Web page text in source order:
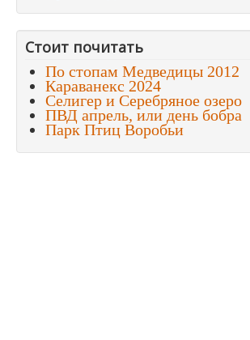
Стоит почитать
По стопам Медведицы 2012
Караванекс 2024
Селигер и Серебряное озеро
ПВД апрель, или день бобра
Парк Птиц Воробьи